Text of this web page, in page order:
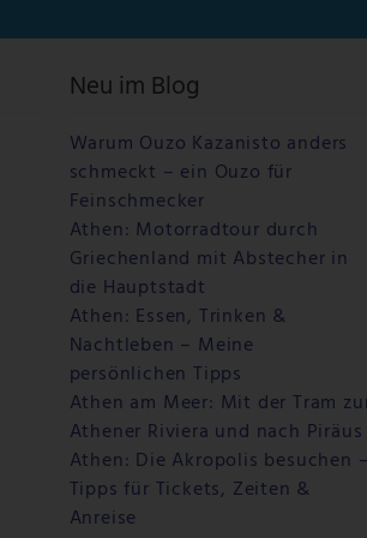
Neu im Blog
Warum Ouzo Kazanisto anders
schmeckt – ein Ouzo für
Feinschmecker
Athen: Motorradtour durch
Griechenland mit Abstecher in
die Hauptstadt
Athen: Essen, Trinken &
Nachtleben – Meine
persönlichen Tipps
Athen am Meer: Mit der Tram
Athener Riviera und nach Piräus
Athen: Die Akropolis besuchen –
Tipps für Tickets, Zeiten &
Anreise